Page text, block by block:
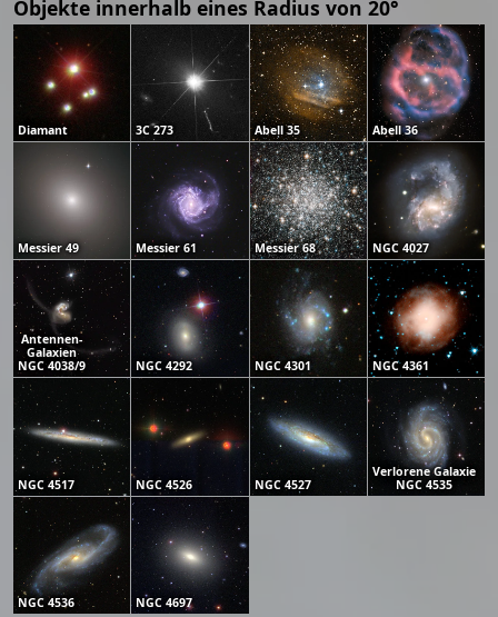
Objekte innerhalb eines Radius von 20°
Diamant 3C 273 Abell 35 Abell 36
Messier 49 Messier 61 Messier 68 NGC 4027
Antennen-
Galaxien
NGC 4038/9
NGC 4292 NGC 4301 NGC 4361
NGC 4517 NGC 4526 NGC 4527
Verlorene Galaxie
NGC 4535
NGC 4536 NGC 4697